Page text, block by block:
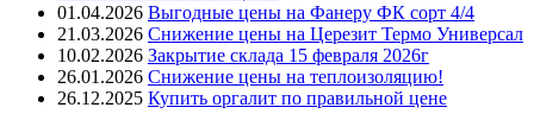
01.04.2026 Выгодные цены на Фанеру ФК сорт 4/4
21.03.2026 Снижение цены на Церезит Термо Универсал
10.02.2026 Закрытие склада 15 февраля 2026г
26.01.2026 Снижение цены на теплоизоляцию!
26.12.2025 Купить оргалит по правильной цене